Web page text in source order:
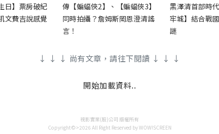
日】票房破紀
文費吉說感覺
傳【蝙蝠俠2】、【蝙蝠俠3】
同時拍攝？詹姆斯岡恩澄清謠
言！
黑澤清首部時
牢城】結合戰
謎
↓ ↓ ↓ 尚有文章，請往下閱讀 ↓ ↓ ↓
開始加載資料..
視影實業(股)公司 版權所有
Copyright©>2026 All Right Reserved by WOW!SCREEN